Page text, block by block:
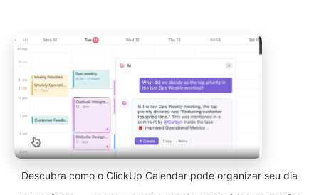
Descubra como o ClickUp Calendar pode organizar seu dia